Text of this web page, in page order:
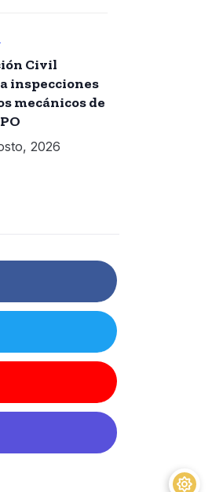
Civil
inspecciones
mecánicos de
2026